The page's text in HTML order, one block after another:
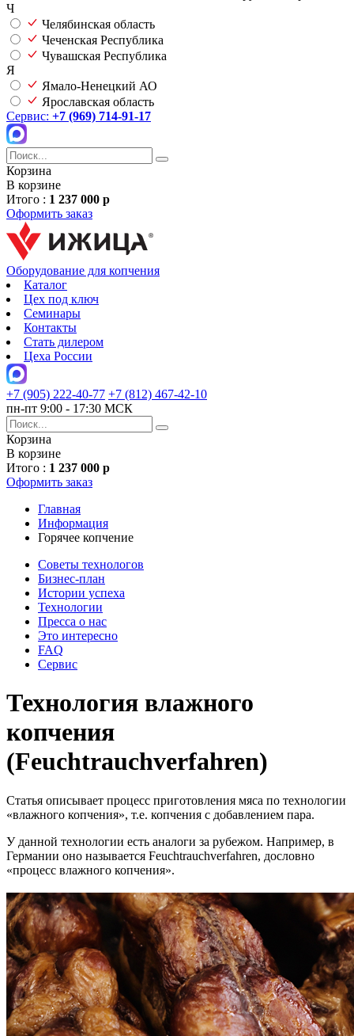
Ч
Челябинская область
Чеченская Республика
Чувашская Республика
Я
Ямало-Ненецкий АО
Ярославская область
Сервис: +7 (969) 714-91-17
Корзина
В корзине
Итого : 1 237 000 р
Оформить заказ
Оборудование для копчения
Каталог
Цех под ключ
Семинары
Контакты
Стать дилером
Цеха России
+7 (905) 222-40-77 +7 (812) 467-42-10
пн-пт 9:00 - 17:30 МСК
Корзина
В корзине
Итого : 1 237 000 р
Оформить заказ
Главная
Информация
Горячее копчение
Советы технологов
Бизнес-план
Истории успеха
Технологии
Пресса о нас
Это интересно
FAQ
Сервис
Технология влажного
копчения
(Feuchtrauchverfahren)
Статья описывает процесс приготовления мяса по технологии
«влажного копчения», т.е. копчения с добавлением пара.
У данной технологии есть аналоги за рубежом. Например, в
Германии оно называется Feuchtrauchverfahren, дословно
«процесс влажного копчения».